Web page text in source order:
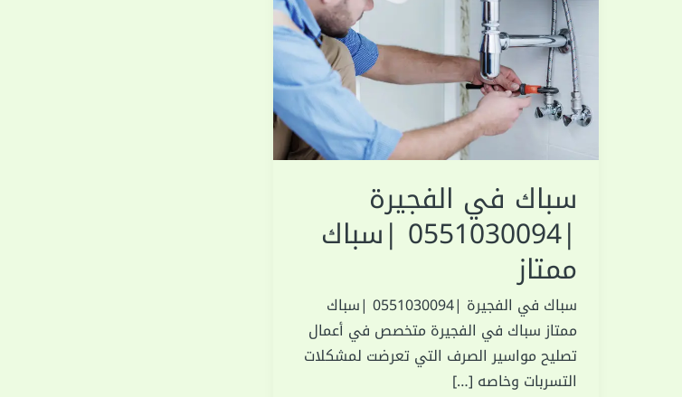
سباك في الفجيرة
|0551030094 |سباك
ممتاز
سباك في الفجيرة |0551030094 |سباك
ممتاز سباك في الفجيرة متخصص في أعمال
تصليح مواسير الصرف التي تعرضت لمشكلات
التسربات وخاصه […]